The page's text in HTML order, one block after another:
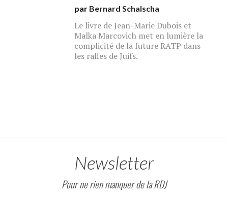
par Bernard Schalscha
Le livre de Jean-Marie Dubois et
Malka Marcovich met en lumière la
complicité de la future RATP dans
les rafles de Juifs.
Newsletter
Pour ne rien manquer de la RDJ